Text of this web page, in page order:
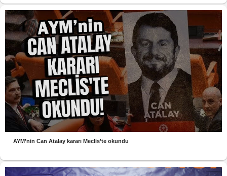
AYM’nin Can Atalay kararı Meclis’te okundu